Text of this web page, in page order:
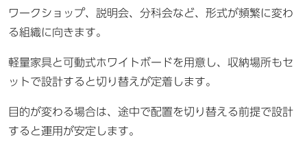
ワークショップ、説明会、分科会など、形式が頻繁に変わ
る組織に向きます。
軽量家具と可動式ホワイトボードを用意し、収納場所もセ
ットで設計すると切り替えが定着します。
目的が変わる場合は、途中で配置を切り替える前提で設計
すると運用が安定します。